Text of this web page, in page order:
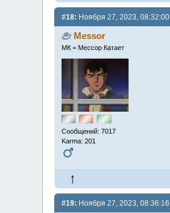
#18: Ноября 27, 2023, 08:32:00
Messor
МК = Мессор Катает
Сообщений: 7017
Karma: 201
#19: Ноября 27, 2023, 08:36:16